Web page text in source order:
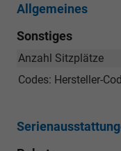
Allgemeines
Sonstiges
Anzahl Sitzplätze
Codes: Hersteller-